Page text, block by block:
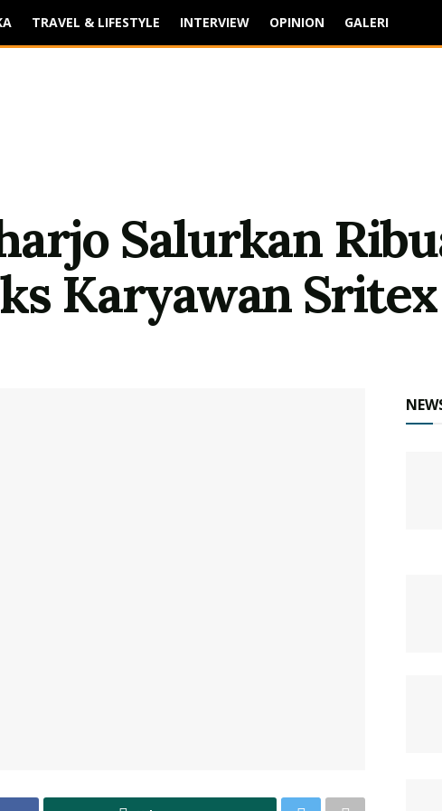
TRAVEL & LIFESTYLE INTERVIEW OPINION GALERI
Salurkan
Karyawan Sritex